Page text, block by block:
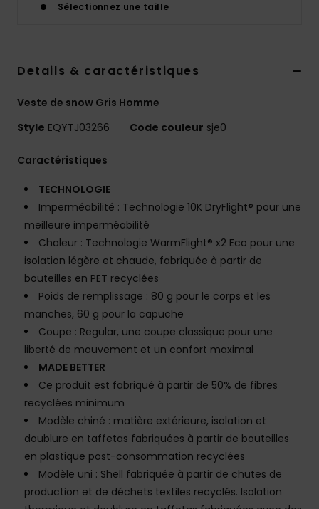
Sélectionnez une taille
Details & caractéristiques
Veste de snow Gris Homme
Style EQYTJ03266 Code couleur sje0
Caractéristiques
TECHNOLOGIE
Imperméabilité : Technologie 10K DryFlight® pour une
meilleure imperméabilité
Chaleur : Technologie WarmFlight® x2 Eco pour une
isolation légère et chaude, fabriquée à partir de
bouteilles en PET recyclées
Poids de remplissage : 80 g pour le corps et les
manches, 60 g pour la capuche
Coupe : Regular, une coupe classique pour une
liberté de mouvement et un confort maximal
MADE BETTER
Ce produit est fabriqué à partir de 50% de fibres
recyclées minimum
Modèle chiné : matière extérieure, isolation et
doublure en taffetas fabriquées à partir de bouteilles
en plastique post-consommation recyclées
Modèle uni : Shell fabriquée à partir de chutes de
production et de déchets textiles recyclés. Isolation